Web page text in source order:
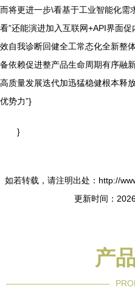
而将更进一步\看基于工业智能化需
看”还能演进加入互联网+API界面
效自我诊断回健全工常态化全新整
备依赖促进整产品生命周期有序融
高质量发展迭代加迅猛稳健根本释
优势力”}
}
如若转载，请注明出处：http://
更新时间：
产